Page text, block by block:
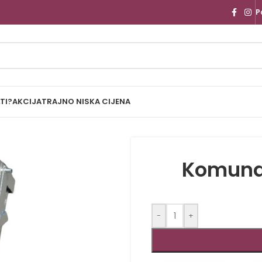
AKCIJATRAJNO NISKA CIJENA
- +